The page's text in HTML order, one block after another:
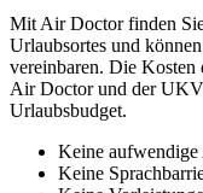
Mit Air Doctor finden
Urlaubsortes und
vereinbaren. Die
Air Doctor und der UKV
Urlaubsbudget.
Keine aufwendige
Keine